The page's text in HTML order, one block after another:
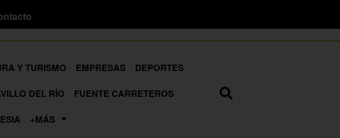
Y TURISMO EMPRESAS
DEPORTES
DEL RÍO
FUENTE CARRETEROS
+MÁS